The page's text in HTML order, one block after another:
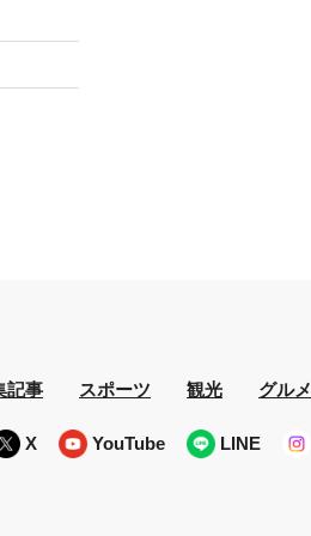
記事 スポーツ 観光 グルメ
X YouTube LINE